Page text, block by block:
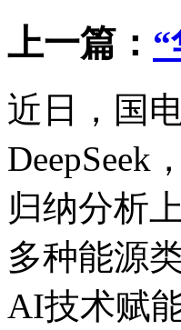
上一篇：
近日，国
DeepSeek
归纳分析
多种能源
AI技术赋